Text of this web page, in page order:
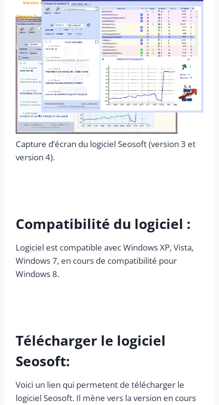
Capture d’écran du logiciel Seosoft (version 3 et
version 4).
Compatibilité du logiciel :
Logiciel est compatible avec Windows XP, Vista,
Windows 7, en cours de compatibilité pour
Windows 8.
Télécharger le logiciel
Seosoft:
Voici un lien qui permetent de télécharger le
logiciel Seosoft. Il mène vers la version en cours